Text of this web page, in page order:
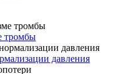
тромбы
давления